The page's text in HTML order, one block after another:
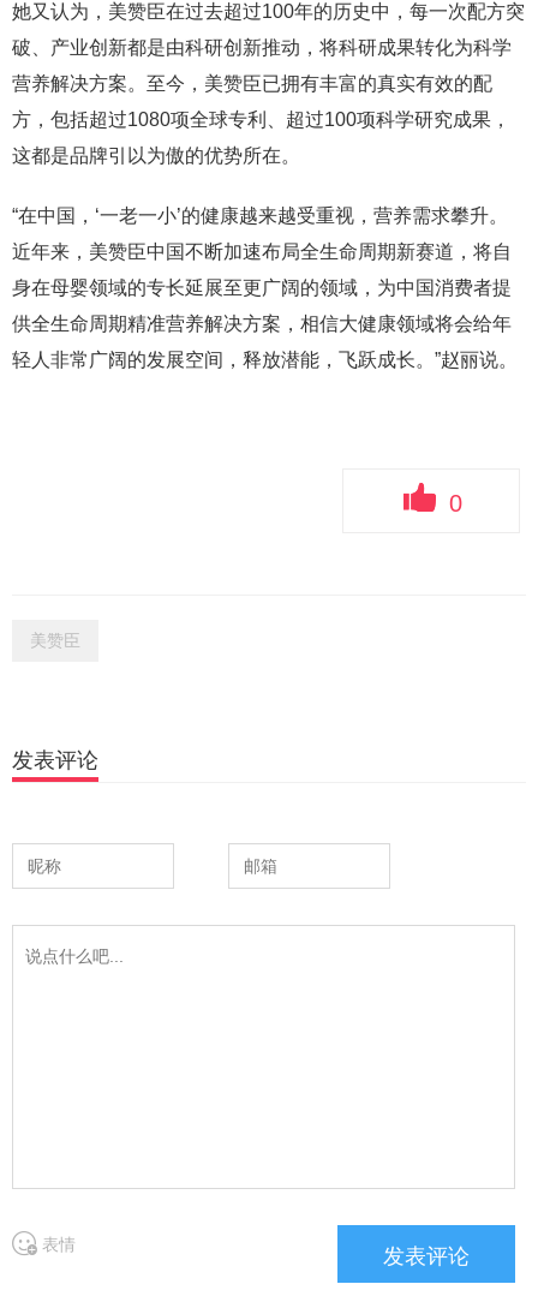
她又认为，美赞臣在过去超过100年的历史中，每一次配方突
破、产业创新都是由科研创新推动，将科研成果转化为科学
营养解决方案。至今，美赞臣已拥有丰富的真实有效的配
方，包括超过1080项全球专利、超过100项科学研究成果，
这都是品牌引以为傲的优势所在。
“在中国，‘一老一小’的健康越来越受重视，营养需求攀升。
近年来，美赞臣中国不断加速布局全生命周期新赛道，将自
身在母婴领域的专长延展至更广阔的领域，为中国消费者提
供全生命周期精准营养解决方案，相信大健康领域将会给年
轻人非常广阔的发展空间，释放潜能，飞跃成长。”赵丽说。
0
美赞臣
发表评论
表情